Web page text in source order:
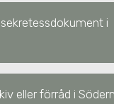
i
eller förråd i